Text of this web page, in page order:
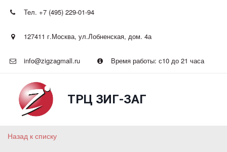
Тел. +7 (495) 229-01-94
127411 г.Москва, ул.Лобненская, дом. 4а
info@zigzagmall.ru Время работы: с10 до 21 часа
ТРЦ ЗИГ-ЗАГ
Назад к списку